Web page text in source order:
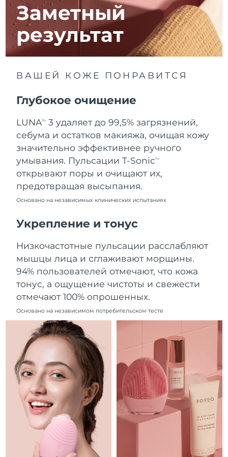
Заметный
результат
ВАШЕЙ КОЖЕ ПОНРАВИТСЯ
Глубокое очищение
LUNATM
3 удаляет до 99,5% загрязнений,
себума и остатков макияжа, очищая кожу
значительно эффективнее ручного
умывания. Пульсации T-SonicTM
открывают поры и очищают их,
предотвращая высыпания.
Основано на независимых клинических испытаниях
Укрепление и тонус
Низкочастотные пульсации расслабляют
мышцы лица и сглаживают морщины.
94% пользователей отмечают, что кожа
тонус, а ощущение чистоты и свежести
отмечают 100% опрошенных.
Основано на независимом потребительском тесте
Израиль
Ожидаемая дата доставки
8/15/26
Италия
Ожидаемая дата доставки
Джерси
8/16/26
Казахстан
Ожидаемая дата доставки
Кувейт
Ожидаемая дата доставки
Ливан
8/12/26
Литва
Ожидаемая дата доставки
8/11/26
Люксембург
Ожидаемая дата доставки
Макао (САР)
Ожидаемая дата доставки
Малайзия
Ожидаемая дата доставки
Мальта
Ожидаемая дата доставки
8/11/26
Мексика
Ожидаемая дата доставки
8/15/26
Ожидаемая дата доставки